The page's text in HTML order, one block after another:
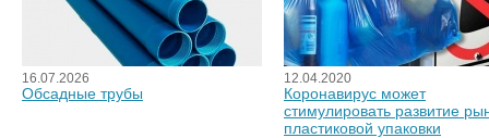
16.07.2026
Обсадные трубы
12.04.2020
Коронавирус может
стимулировать развитие
пластиковой упаковки